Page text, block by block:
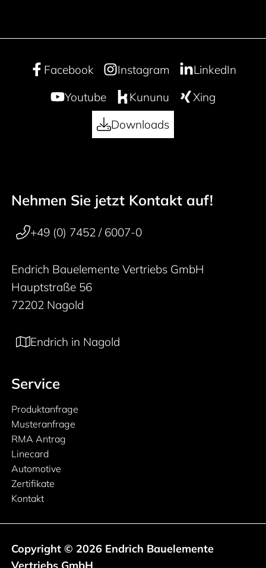
Facebook Instagram
LinkedIn
Youtube
Kununu
Xing
Downloads
50 years
Footer navigation
Nehmen Sie jetzt Kontakt auf!
+49 (0) 7452 / 6007-0
Endrich Bauelemente Vertriebs GmbH
Hauptstraße 56
72202 Nagold
Endrich in Nagold
Service
Produktanfrage
Musteranfrage
RMA Antrag
Linecard
Automotive
Zertifikate
Kontakt
Copyright © 2026 Endrich Bauelemente